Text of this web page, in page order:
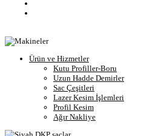
Ürün ve Hizmetler
Kutu Profiller-Boru
Uzun Hadde Demirler
Sac Çeşitleri
Lazer Kesim İşlemleri
Profil Kesim
Ağır Nakliye